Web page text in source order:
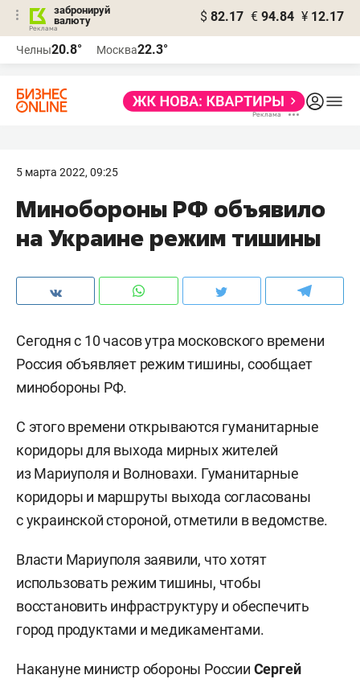
забронируй
валюту
$ 82.17 € 94.84 ¥ 12.17
Челны20.8° Москва22.3°
5 марта 2022, 09:25
Минобороны РФ объявило
на Украине режим тишины
Сегодня с 10 часов утра московского времени
Россия объявляет режим тишины, сообщает
минобороны РФ.
С этого времени открываются гуманитарные
коридоры для выхода мирных жителей
из Мариуполя и Волновахи. Гуманитарные
коридоры и маршруты выхода согласованы
с украинской стороной, отметили в ведомстве.
Власти Мариуполя заявили, что хотят
использовать режим тишины, чтобы
восстановить инфраструктуру и обеспечить
город продуктами и медикаментами.
Накануне министр обороны России Сергей